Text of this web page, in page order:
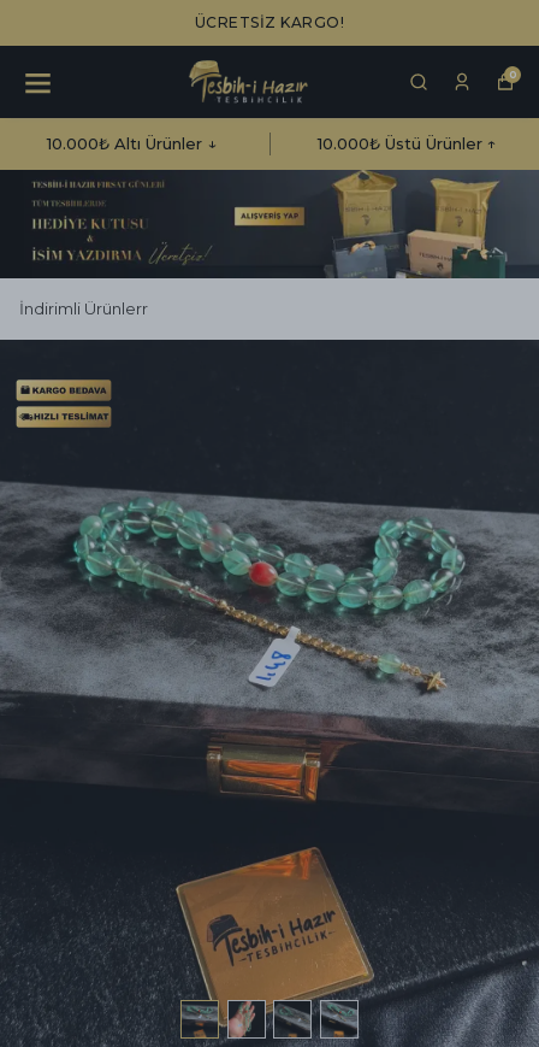
ÜCRETSİZ KARGO!
0
10.000₺ Altı Ürünler ↓ 10.000₺ Üstü Ürünler ↑
İndirimli Ürünlerr